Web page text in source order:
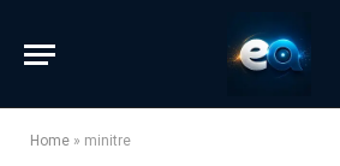
Home » minitre